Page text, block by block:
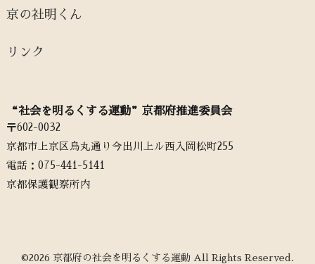
京の社明くん
リンク
“社会を明るくする運動”京都府推進委員会
〒602-0032
京都市上京区烏丸通り今出川上ル西入岡松町255
電話：‭075-441-5141‬
京都保護観察所内
©2026 京都府の社会を明るくする運動 All Rights Reserved.